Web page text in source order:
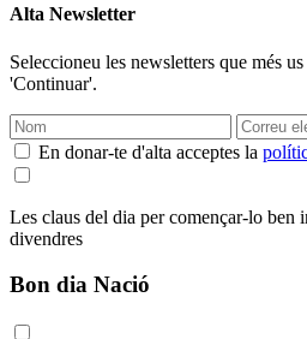
Alta Newsletter
Seleccioneu les newsletters que més
'Continuar'.
En donar-te d'alta acceptes la
Les claus del dia per començar-lo ben
divendres
Bon dia Nació